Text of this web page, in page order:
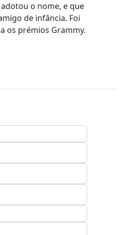
o nome, e que
de infância. Foi
os prémios Grammy.